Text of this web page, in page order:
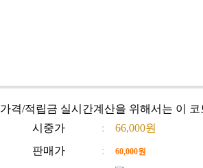
가격/적립금 실시간계산을 위해서는 이
시중가
:
66,000원
판매가
: 60,000원